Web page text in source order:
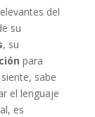
del
su
, su
para
sabe
el lenguaje
es